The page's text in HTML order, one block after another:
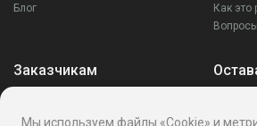
Блог
Как это
Вопросы
Заказчикам
Мы используем файлы «Cookie» и